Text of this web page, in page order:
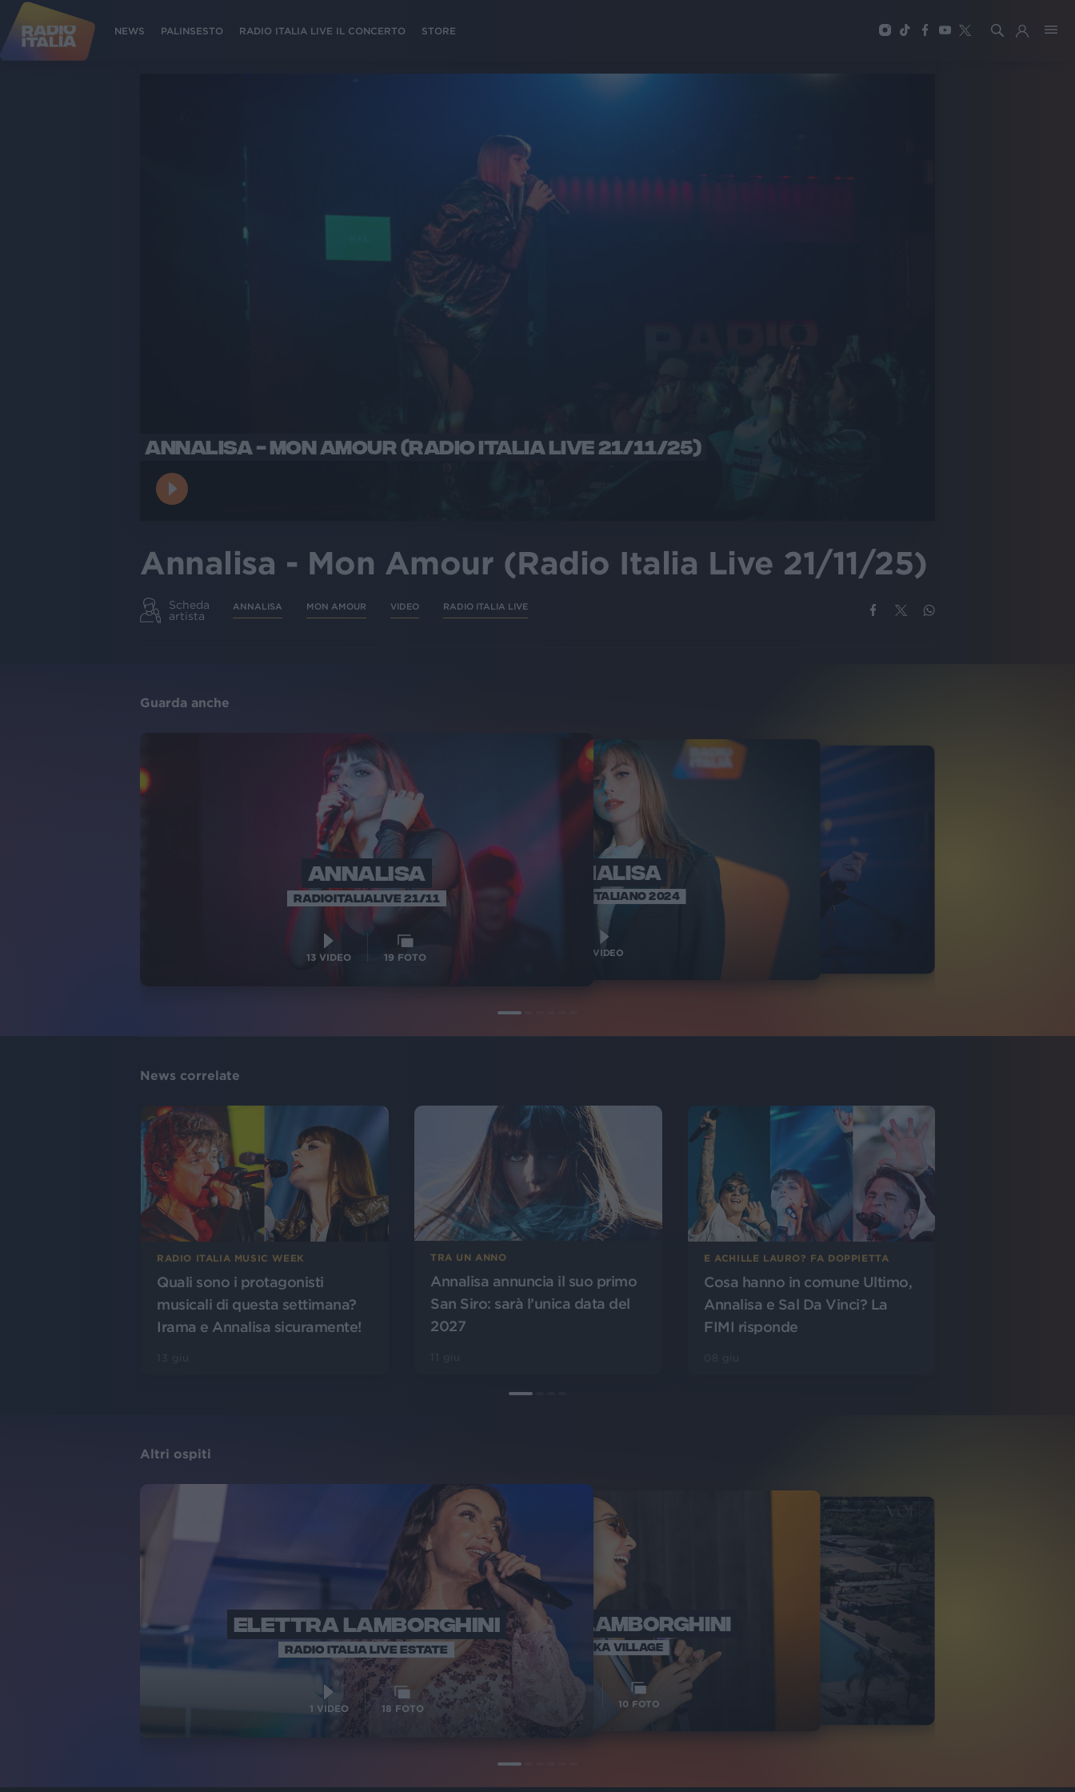
NEWS PALINSESTO RADIO ITALIA LIVE IL CONCERTO STORE
ANNALISA - MON AMOUR (RADIO ITALIA LIVE 21/11/25)
Annalisa - Mon Amour (Radio Italia Live 21/11/25)
Scheda
artista
ANNALISA MON AMOUR VIDEO RADIO ITALIA LIVE
Guarda anche
ANNALISA
RADIOITALIALIVE 21/11
13 VIDEO 19 FOTO
ANNALISA
SANREMO ITALIANO 2024
VIDEO
ANNALISA
RADIO ITALIA LIVE 17/11
News correlate
RADIO ITALIA MUSIC WEEK
Quali sono i protagonisti
musicali di questa settimana?
Irama e Annalisa sicuramente!
TRA UN ANNO
Annalisa annuncia il suo primo
San Siro: sarà l’unica data del
2027
E ACHILLE LAURO? FA DOPPIETTA
Cosa hanno in comune Ultimo,
Annalisa e Sal Da Vinci? La
FIMI risponde
Altri ospiti
ELETTRA LAMBORGHINI
RADIO ITALIA LIVE ESTATE
1 VIDEO 18 FOTO
ELETTRA LAMBORGHINI
VOI TANKA VILLAGE
10 FOTO
RADIO ITALIA
VOI TANKA VILLAGE